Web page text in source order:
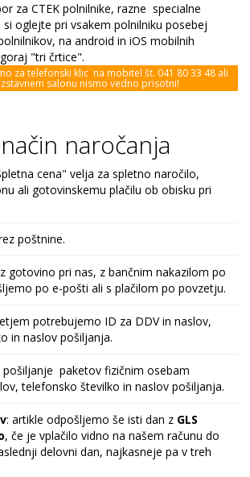
za CTEK polnilnike, razne specialne
oglejte pri vsakem polnilniku posebej
na android in iOS mobilnih
"tri črtice".
za telefonski klic na mobitel št. 041 80 33 48 ali
salonu nismo vedno prisotni!
naročanja
cena" velja za spletno naročilo,
ali gotovinskemu plačilu ob obisku pri
poštnine.
gotovino pri nas, z bančnim nakazilom po
po e-pošti ali s plačilom po povzetju.
potrebujemo ID za DDV in naslov,
in naslov pošiljanja.
pošiljanje paketov fizičnim osebam
telefonsko številko in naslov pošiljanja.
: artikle odpošljemo še isti dan z GLS
, če je vplačilo vidno na našem računu do
delovni dan, najkasneje pa v treh